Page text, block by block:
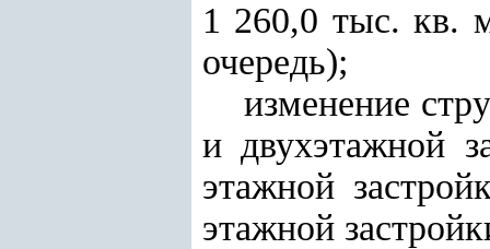
1 260,0 тыс. кв.
очередь);
изменение
и двухэтажной
этажной
этажной